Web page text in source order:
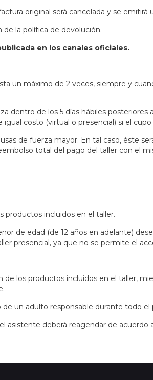
original será cancelada y se emitirá
la política de devolución.
en los canales oficiales.
un máximo de 2 veces, siempre y
dentro de los 5 días hábiles posteriores
costo (virtual o presencial) si el
de fuerza mayor. En tal caso, éste
total del pago del taller con el
productos incluidos en el taller.
de edad (de 12 años en adelante)
presencial, ya que no se permite el
los productos incluidos en el taller,
un adulto responsable durante todo
asistente deberá reagendar de acuerdo